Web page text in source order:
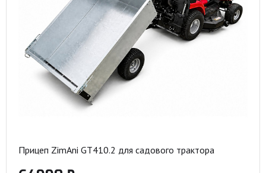
Прицеп ZimAni GT410.2 для садового трактора